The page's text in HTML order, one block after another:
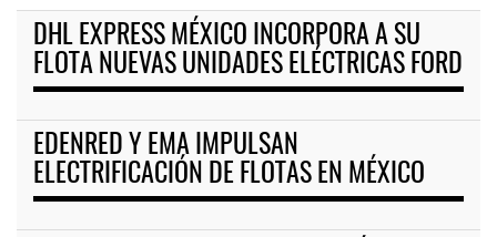
DHL EXPRESS MÉXICO INCORPORA A SU
FLOTA NUEVAS UNIDADES ELÉCTRICAS FORD
EDENRED Y EMA IMPULSAN
ELECTRIFICACIÓN DE FLOTAS EN MÉXICO